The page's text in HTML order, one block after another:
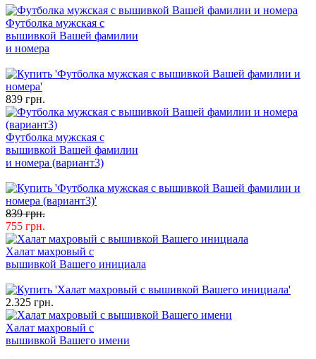
Футболка мужская с
вышивкой Вашей фамилии
и номера
839 грн.
Футболка мужская с
вышивкой Вашей фамилии
и номера (вариант3)
839 грн.
755 грн.
Халат махровый с
вышивкой Вашего инициала
2.325 грн.
Халат махровый с
вышивкой Вашего имени